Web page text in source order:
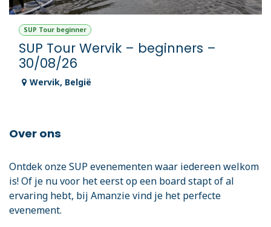
SUP Tour beginner
SUP Tour Wervik – beginners –
30/08/26
Wervik, België
Over ons
Ontdek onze SUP evenementen waar iedereen welkom
is! Of je nu voor het eerst op een board stapt of al
ervaring hebt, bij Amanzie vind je het perfecte
evenement.